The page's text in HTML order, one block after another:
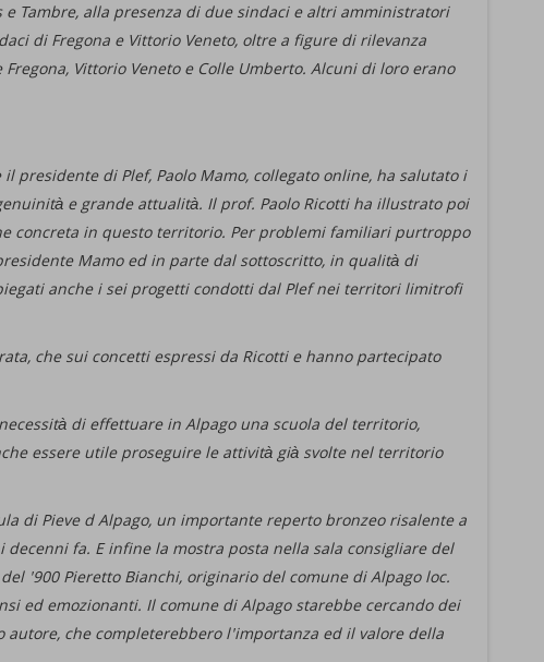
Tambre, alla presenza di due sindaci e altri amministratori
di Fregona e Vittorio Veneto, oltre a figure di rilevanza
Vittorio Veneto e Colle Umberto. Alcuni di loro erano
presidente di Plef, Paolo Mamo, collegato online, ha salutato i
e grande attualità. Il prof. Paolo Ricotti ha illustrato poi
concreta in questo territorio. Per problemi familiari purtroppo
Mamo ed in parte dal sottoscritto, in qualità di
anche i sei progetti condotti dal Plef nei territori limitrofi
che sui concetti espressi da Ricotti e hanno partecipato
di effettuare in Alpago una scuola del territorio,
essere utile proseguire le attività già svolte nel territorio
di Pieve d Alpago, un importante reperto bronzeo risalente a
fa. E infine la mostra posta nella sala consigliare del
'900 Pieretto Bianchi, originario del comune di Alpago loc.
ed emozionanti. Il comune di Alpago starebbe cercando dei
che completerebbero l'importanza ed il valore della